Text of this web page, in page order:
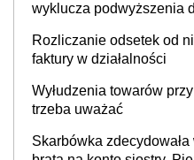
wyklucza podwyższenia
Rozliczanie odsetek od
faktury w działalności
Wyłudzenia towarów
trzeba uważać
Skarbówka